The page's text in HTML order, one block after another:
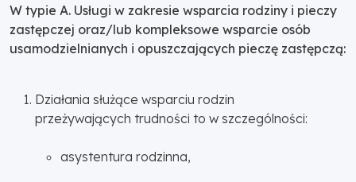
W typie A. Usługi w zakresie wsparcia rodziny i pieczy
zastępczej oraz/lub kompleksowe wsparcie osób
usamodzielnianych i opuszczających pieczę zastępczą:
Działania służące wsparciu rodzin
przeżywających trudności to w szczególności:
asystentura rodzinna,